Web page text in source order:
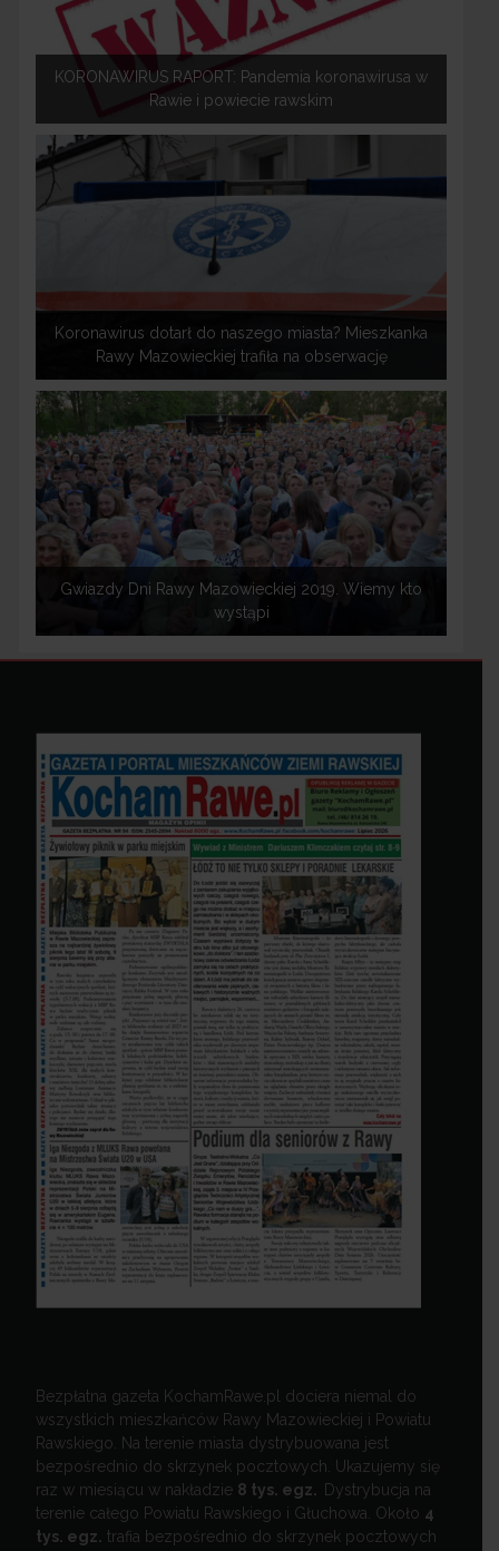
KORONAWIRUS RAPORT: Pandemia koronawirusa w
Rawie i powiecie rawskim
Koronawirus dotarł do naszego miasta? Mieszkanka
Rawy Mazowieckiej trafiła na obserwację
Gwiazdy Dni Rawy Mazowieckiej 2019. Wiemy kto
wystąpi
Bezpłatna gazeta KochamRawe.pl dociera niemal do
wszystkich mieszkańców Rawy Mazowieckiej i Powiatu
Rawskiego. Na terenie miasta dystrybuowana jest
bezpośrednio do skrzynek pocztowych. Ukazujemy się
raz w miesiącu w nakładzie 8 tys. egz. Dystrybucja na
terenie całego Powiatu Rawskiego i Głuchowa. Około 4
tys. egz. trafia bezpośrednio do skrzynek pocztowych